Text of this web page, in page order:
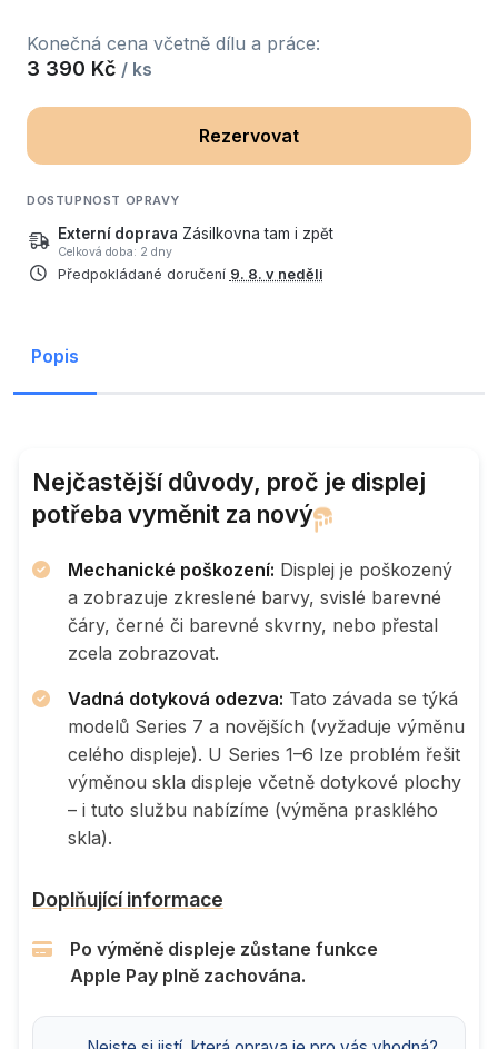
Konečná cena včetně dílu a práce:
3 390 Kč / ks
Rezervovat
DOSTUPNOST OPRAVY
Externí doprava Zásilkovna tam i zpět
Celková doba: 2 dny
Předpokládané doručení 9. 8. v neděli
Popis
Nejčastější důvody, proč je displej
potřeba vyměnit za nový
Mechanické poškození: Displej je poškozený
a zobrazuje zkreslené barvy, svislé barevné
čáry, černé či barevné skvrny, nebo přestal
zcela zobrazovat.
Vadná dotyková odezva: Tato závada se týká
modelů Series 7 a novějších (vyžaduje výměnu
celého displeje). U Series 1–6 lze problém řešit
výměnou skla displeje včetně dotykové plochy
– i tuto službu nabízíme (výměna prasklého
skla).
Doplňující informace
Po výměně displeje zůstane funkce
Apple Pay plně zachována.